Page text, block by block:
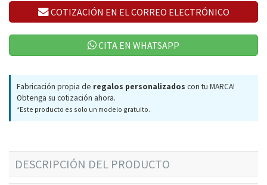
COTIZACIÓN EN EL CORREO ELECTRÓNICO
CITA EN WHATSAPP
Fabricación propia de regalos personalizados con tu MARCA!
Obtenga su cotización ahora.
*Este producto es solo un modelo gratuito.
DESCRIPCIÓN DEL PRODUCTO